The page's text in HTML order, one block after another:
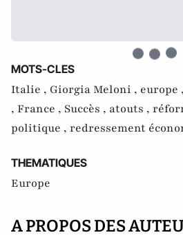
MOTS-CLES
Italie , Giorgia Meloni , europe ,
, France , Succès , atouts ,
politique , redressement
THEMATIQUES
Europe
A PROPOS DES